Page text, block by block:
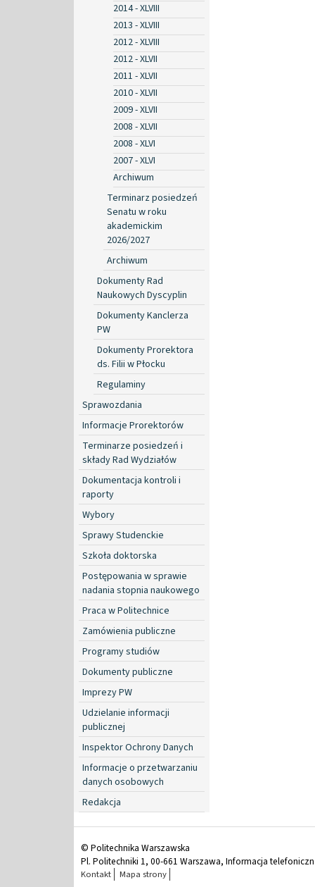
2014 - XLVIII
2013 - XLVIII
2012 - XLVIII
2012 - XLVII
2011 - XLVII
2010 - XLVII
2009 - XLVII
2008 - XLVII
2008 - XLVI
2007 - XLVI
Archiwum
Terminarz posiedzeń
Senatu w roku
akademickim
2026/2027
Archiwum
Dokumenty Rad
Naukowych Dyscyplin
Dokumenty Kanclerza
PW
Dokumenty Prorektora
ds. Filii w Płocku
Regulaminy
Sprawozdania
Informacje Prorektorów
Terminarze posiedzeń i
składy Rad Wydziałów
Dokumentacja kontroli i
raporty
Wybory
Sprawy Studenckie
Szkoła doktorska
Postępowania w sprawie
nadania stopnia naukowego
Praca w Politechnice
Zamówienia publiczne
Programy studiów
Dokumenty publiczne
Imprezy PW
Udzielanie informacji
publicznej
Inspektor Ochrony Danych
Informacje o przetwarzaniu
danych osobowych
Redakcja
© Politechnika Warszawska
Pl. Politechniki 1, 00-661 Warszawa, Informacja
Kontakt Mapa strony